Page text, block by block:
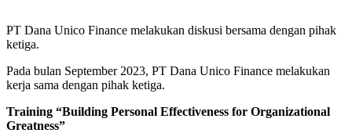
PT Dana Unico Finance melakukan diskusi bersama dengan pihak
ketiga.
Pada bulan September 2023, PT Dana Unico Finance melakukan
kerja sama dengan pihak ketiga.
Training “Building Personal Effectiveness for Organizational
Greatness”